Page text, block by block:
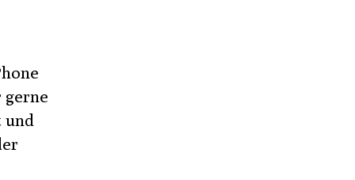
gerne
und